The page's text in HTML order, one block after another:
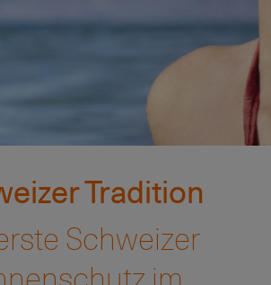
Tradition
Schweizer